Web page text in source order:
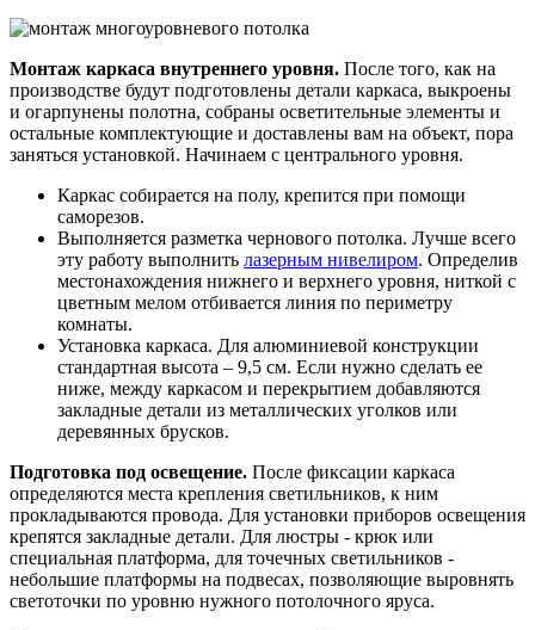
Монтаж каркаса внутреннего уровня. После того, как на
производстве будут подготовлены детали каркаса, выкроены
и огарпунены полотна, собраны осветительные элементы и
остальные комплектующие и доставлены вам на объект, пора
заняться установкой. Начинаем с центрального уровня.
Каркас собирается на полу, крепится при помощи
саморезов.
Выполняется разметка чернового потолка. Лучше всего
эту работу выполнить лазерным нивелиром. Определив
местонахождения нижнего и верхнего уровня, ниткой с
цветным мелом отбивается линия по периметру
комнаты.
Установка каркаса. Для алюминиевой конструкции
стандартная высота – 9,5 см. Если нужно сделать ее
ниже, между каркасом и перекрытием добавляются
закладные детали из металлических уголков или
деревянных брусков.
Подготовка под освещение. После фиксации каркаса
определяются места крепления светильников, к ним
прокладываются провода. Для установки приборов освещения
крепятся закладные детали. Для люстры - крюк или
специальная платформа, для точечных светильников -
небольшие платформы на подвесах, позволяющие выровнять
светоточки по уровню нужного потолочного яруса.